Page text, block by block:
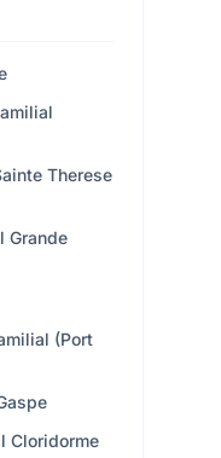
Therese
Grande
(Port
Cloridorme